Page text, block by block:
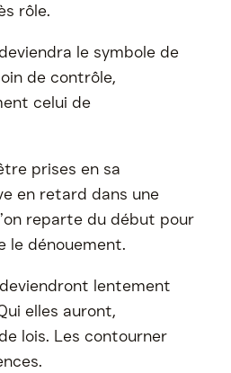
rôle.
le symbole de
de contrôle,
celui de
prises en sa
en retard dans une
reparte du début pour
le dénouement.
lentement
elles auront,
lois. Les contourner